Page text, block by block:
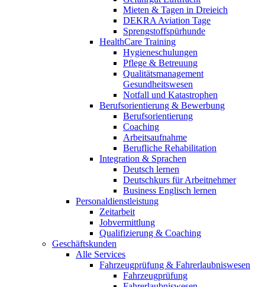
Mieten & Tagen in Dreieich
DEKRA Aviation Tage
Sprengstoffspürhunde
HealthCare Training
Hygieneschulungen
Pflege & Betreuung
Qualitätsmanagement
Gesundheitswesen
Notfall und Katastrophen
Berufsorientierung & Bewerbung
Berufsorientierung
Coaching
Arbeitsaufnahme
Berufliche Rehabilitation
Integration & Sprachen
Deutsch lernen
Deutschkurs für Arbeitnehmer
Business Englisch lernen
Personaldienstleistung
Zeitarbeit
Jobvermittlung
Qualifizierung & Coaching
Geschäftskunden
Alle Services
Fahrzeugprüfung & Fahrerlaubniswesen
Fahrzeugprüfung